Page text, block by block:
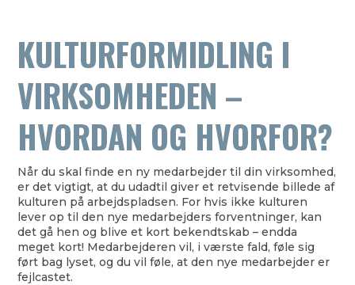
KULTURFORMIDLING I
VIRKSOMHEDEN –
HVORDAN OG HVORFOR?
Når du skal finde en ny medarbejder til din virksomhed,
er det vigtigt, at du udadtil giver et retvisende billede af
kulturen på arbejdspladsen. For hvis ikke kulturen
lever op til den nye medarbejders forventninger, kan
det gå hen og blive et kort bekendtskab – endda
meget kort! Medarbejderen vil, i værste fald, føle sig
ført bag lyset, og du vil føle, at den nye medarbejder er
fejlcastet.